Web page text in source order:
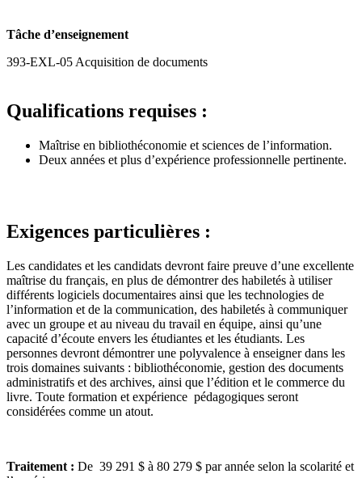
Tâche d’enseignement
393-EXL-05 Acquisition de documents
Qualifications requises :
Maîtrise en bibliothéconomie et sciences de l’information.
Deux années et plus d’expérience professionnelle pertinente.
Exigences particulières :
Les candidates et les candidats devront faire preuve d’une excellente
maîtrise du français, en plus de démontrer des habiletés à utiliser
différents logiciels documentaires ainsi que les technologies de
l’information et de la communication, des habiletés à communiquer
avec un groupe et au niveau du travail en équipe, ainsi qu’une
capacité d’écoute envers les étudiantes et les étudiants. Les
personnes devront démontrer une polyvalence à enseigner dans les
trois domaines suivants : bibliothéconomie, gestion des documents
administratifs et des archives, ainsi que l’édition et le commerce du
livre. Toute formation et expérience pédagogiques seront
considérées comme un atout.
Traitement : De 39 291 $ à 80 279 $ par année selon la scolarité et